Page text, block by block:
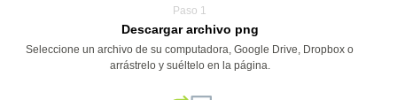
Paso 1
Descargar archivo png
Seleccione un archivo de su computadora, Google Drive, Dropbox o
arrástrelo y suéltelo en la página.